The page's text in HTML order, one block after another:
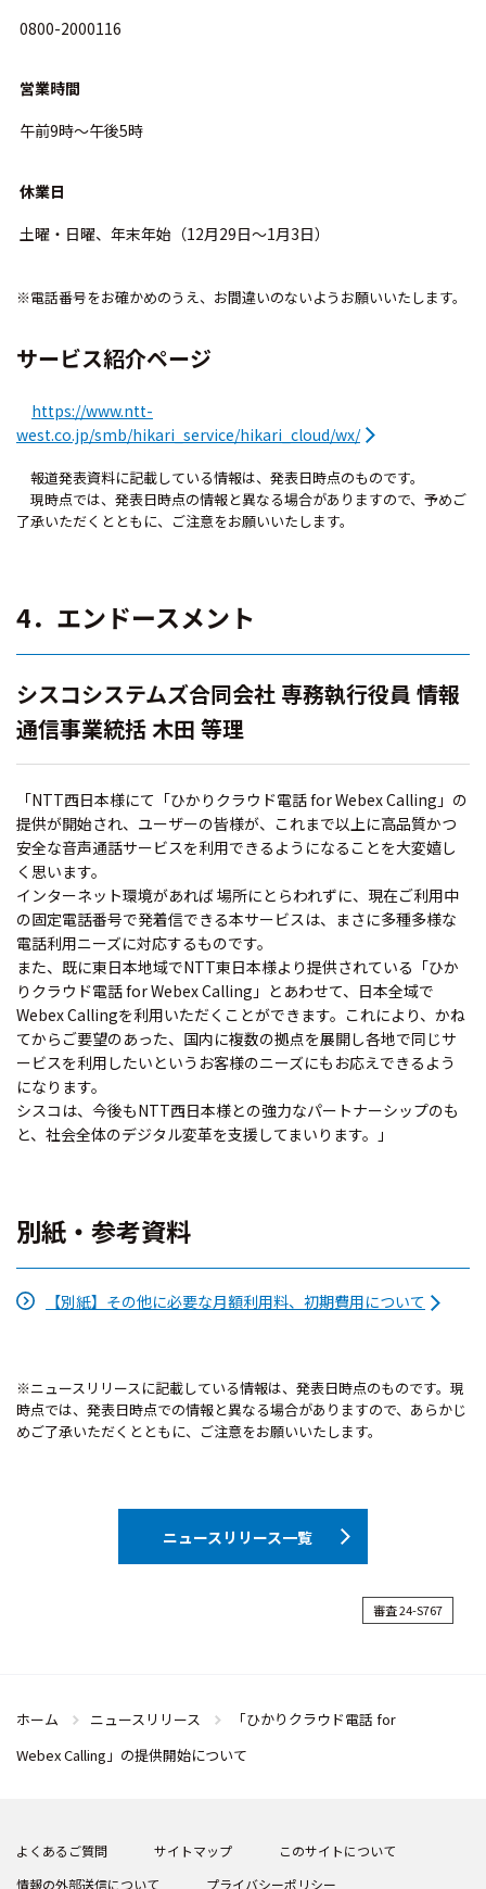
0800-2000116
営業時間
午前9時～午後5時
休業日
土曜・日曜、年末年始（12月29日～1月3日）
※電話番号をお確かめのうえ、お間違いのないようお願いいたします。
サービス紹介ページ
https://www.ntt-
west.co.jp/smb/hikari_service/hikari_cloud/wx/
報道発表資料に記載している情報は、発表日時点のものです。
現時点では、発表日時点の情報と異なる場合がありますので、予めご
了承いただくとともに、ご注意をお願いいたします。
4．エンドースメント
シスコシステムズ合同会社 専務執行役員 情報
通信事業統括 木田 等理
「NTT西日本様にて「ひかりクラウド電話 for Webex Calling」の
提供が開始され、ユーザーの皆様が、これまで以上に高品質かつ
安全な音声通話サービスを利用できるようになることを大変嬉し
く思います。
インターネット環境があれば 場所にとらわれずに、現在ご利用中
の固定電話番号で発着信できる本サービスは、まさに多種多様な
電話利用ニーズに対応するものです。
また、既に東日本地域でNTT東日本様より提供されている「ひか
りクラウド電話 for Webex Calling」とあわせて、日本全域で
Webex Callingを利用いただくことができます。これにより、かね
てからご要望のあった、国内に複数の拠点を展開し各地で同じサ
ービスを利用したいというお客様のニーズにもお応えできるよう
になります。
シスコは、今後もNTT西日本様との強力なパートナーシップのも
と、社会全体のデジタル変革を支援してまいります。」
別紙・参考資料
【別紙】その他に必要な月額利用料、初期費用について
※ニュースリリースに記載している情報は、発表日時点のものです。現
時点では、発表日時点での情報と異なる場合がありますので、あらかじ
めご了承いただくとともに、ご注意をお願いいたします。
ニュースリリース一覧
審査 24-S767
ホーム ニュースリリース
「ひかりクラウド電話 for
Webex Calling」の提供開始について
よくあるご質問 サイトマップ
このサイトについて
情報の外部送信について
プライバシーポリシー